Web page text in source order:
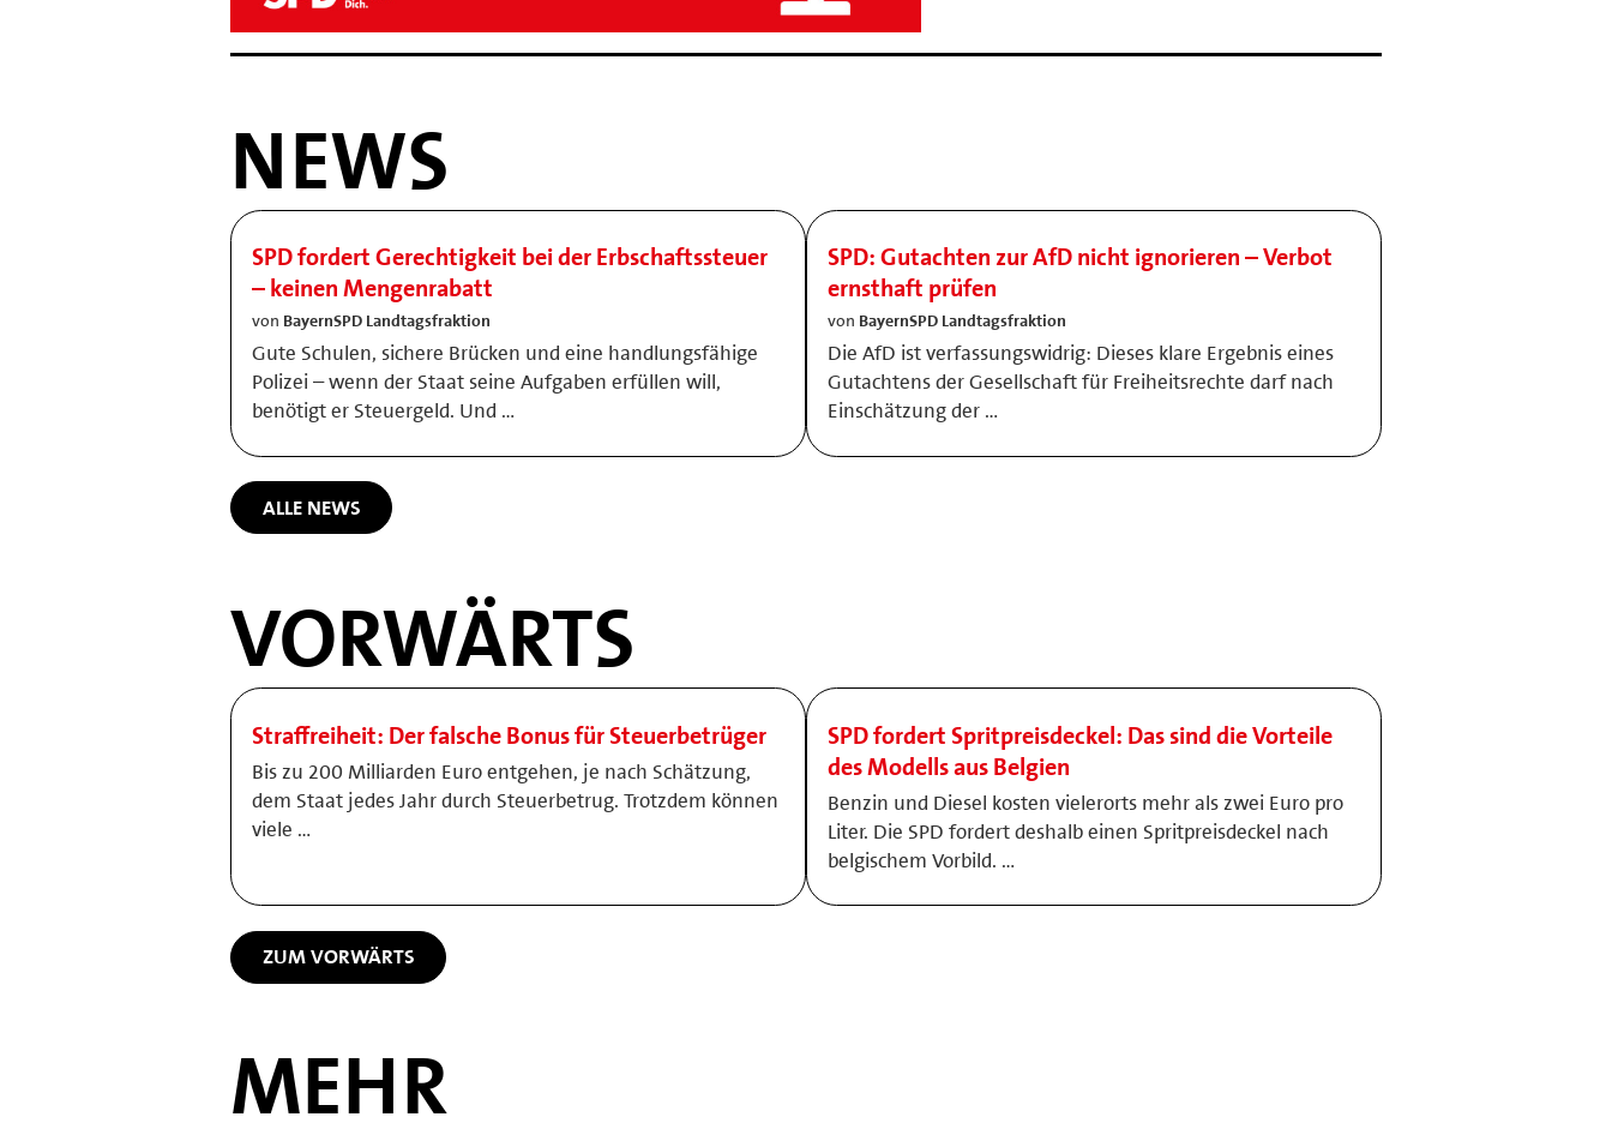
NEWS
SPD fordert Gerechtigkeit bei der Erbschaftssteuer
– keinen Mengenrabatt
von BayernSPD Landtagsfraktion
Gute Schulen, sichere Brücken und eine handlungsfähige
Polizei – wenn der Staat seine Aufgaben erfüllen will,
benötigt er Steuergeld. Und …
SPD: Gutachten zur AfD nicht ignorieren – Verbot
ernsthaft prüfen
von BayernSPD Landtagsfraktion
Die AfD ist verfassungswidrig: Dieses klare Ergebnis eines
Gutachtens der Gesellschaft für Freiheitsrechte darf nach
Einschätzung der …
ALLE NEWS
VORWÄRTS
Straffreiheit: Der falsche Bonus für Steuerbetrüger
Bis zu 200 Milliarden Euro entgehen, je nach Schätzung,
dem Staat jedes Jahr durch Steuerbetrug. Trotzdem können
viele …
SPD fordert Spritpreisdeckel: Das sind die Vorteile
des Modells aus Belgien
Benzin und Diesel kosten vielerorts mehr als zwei Euro pro
Liter. Die SPD fordert deshalb einen Spritpreisdeckel nach
belgischem Vorbild. …
ZUM VORWÄRTS
MEHR